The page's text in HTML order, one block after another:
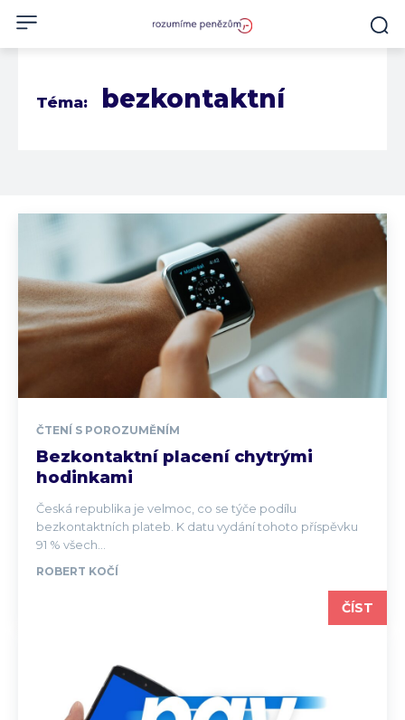
Téma: bezkontaktní
ČTENÍ S POROZUMĚNÍM
Bezkontaktní placení chytrými
hodinkami
Česká republika je velmoc, co se týče podílu
bezkontaktních plateb. K datu vydání tohoto příspěvku
91 % všech...
ROBERT KOČÍ
ČÍST